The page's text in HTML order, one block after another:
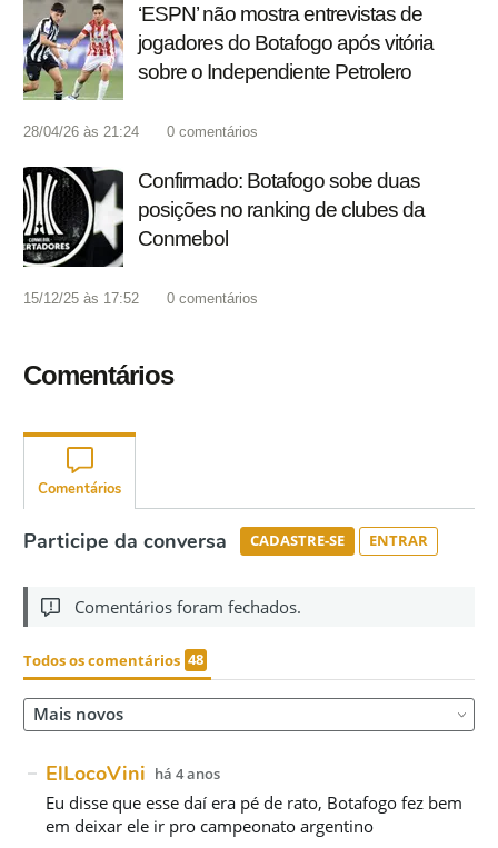
‘ESPN’ não mostra entrevistas de
jogadores do Botafogo após vitória
sobre o Independiente Petrolero
28/04/26 às 21:24 0 comentários
Confirmado: Botafogo sobe duas
posições no ranking de clubes da
Conmebol
15/12/25 às 17:52 0 comentários
Comentários